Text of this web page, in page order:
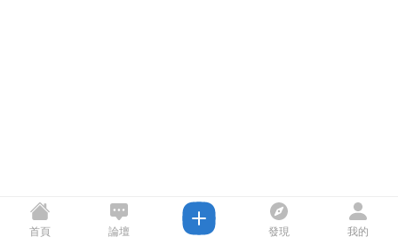
首頁 論壇 發現 我的